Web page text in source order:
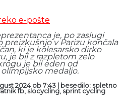
e-pošte
je, po zaslugi
preizkušnjo v Parizu končala
ki je kolesarsko dirko
je bil z razpletom zelo
je bil eden od
medaljo.
2024 ob 7:43 | besedilo: spletno
fb, slocycling, sprint cycling